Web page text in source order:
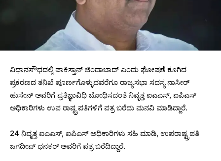
ವಿಧಾನಸೌಧದಲ್ಲಿ ಪಾಕಿಸ್ತಾನ್‌ ಜಿಂದಾಬಾದ್‌ ಎಂದು ಘೋಷಣೆ ಕೂಗಿದ
ಪ್ರಕರಣದ ತನಿಖೆ ಪೂರ್ಣಗೊಳ್ಳುವವರೆಗೂ ರಾಜ್ಯಸಭಾ ಸದಸ್ಯ ನಾಸೀರ್
ಹುಸೇನ್ ಅವರಿ​ಗೆ ಪ್ರತಿಜ್ಞಾವಿಧಿ ಬೋಧಿಸದಂತೆ ನಿವೃತ್ತ ಐಎಎಸ್, ಐಪಿಎಸ್
ಅಧಿಕಾರಿಗಳು ಉಪ ರಾಷ್ಟ್ರಪತಿಗಳಿಗೆ ಪತ್ರ ಬರೆದು ಮನವಿ ಮಾಡಿದ್ದಾರೆ.
24 ನಿವೃತ್ತ ಐಎಎಸ್, ಐಪಿಎಸ್ ಅಧಿಕಾರಿಗಳು ಸಹಿ ಮಾಡಿ, ಉಪರಾಷ್ಟ್ರಪತಿ
ಜಗದೀಪ್‌ ಧನಕರ್‌ ಅವರಿಗೆ ಪತ್ರ ಬರೆದಿದ್ದಾರೆ.